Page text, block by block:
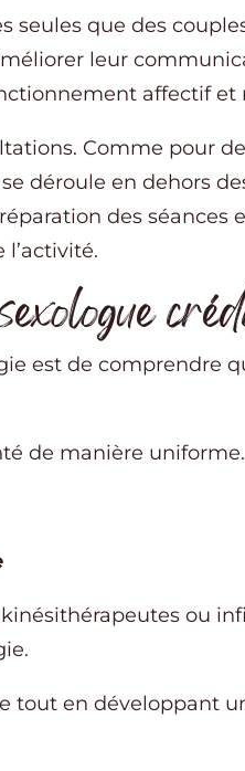
seules que des
leur
affectif et
Comme pour
déroule en dehors
des séances
sexologue
est de comprendre
de manière uniforme.
ou
tout en développant